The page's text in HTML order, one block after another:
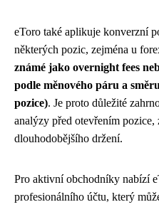
eToro také aplikuje konverzní
některých pozic, zejména u
známé jako overnight fees
podle měnového páru a
pozice). Je proto důležité
analýzy před otevřením pozice,
dlouhodobějšího držení.
Pro aktivní obchodníky nabízí
profesionálního účtu, který